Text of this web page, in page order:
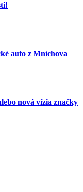
auto z Mníchova
nová vízia značky